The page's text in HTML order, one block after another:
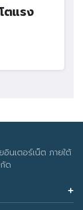
ตแรง
นเตอร์เน็ต ภายใต้
ด